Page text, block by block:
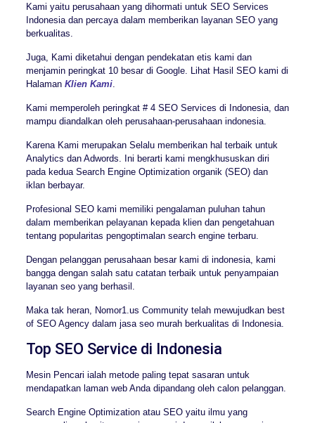
Kami yaitu perusahaan yang dihormati untuk SEO Services
Indonesia dan percaya dalam memberikan layanan SEO yang
berkualitas.
Juga, Kami diketahui dengan pendekatan etis kami dan
menjamin peringkat 10 besar di Google. Lihat Hasil SEO kami di
Halaman Klien Kami.
Kami memperoleh peringkat # 4 SEO Services di Indonesia, dan
mampu diandalkan oleh perusahaan-perusahaan indonesia.
Karena Kami merupakan Selalu memberikan hal terbaik untuk
Analytics dan Adwords. Ini berarti kami mengkhususkan diri
pada kedua Search Engine Optimization organik (SEO) dan
iklan berbayar.
Profesional SEO kami memiliki pengalaman puluhan tahun
dalam memberikan pelayanan kepada klien dan pengetahuan
tentang popularitas pengoptimalan search engine terbaru.
Dengan pelanggan perusahaan besar kami di indonesia, kami
bangga dengan salah satu catatan terbaik untuk penyampaian
layanan seo yang berhasil.
Maka tak heran, Nomor1.us Community telah mewujudkan best
of SEO Agency dalam jasa seo murah berkualitas di Indonesia.
Top SEO Service di Indonesia
Mesin Pencari ialah metode paling tepat sasaran untuk
mendapatkan laman web Anda dipandang oleh calon pelanggan.
Search Engine Optimization atau SEO yaitu ilmu yang